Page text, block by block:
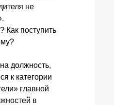
не
Как поступить
должность,
к категории
главной
в